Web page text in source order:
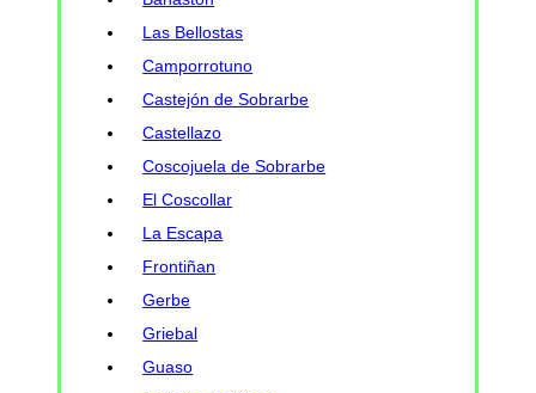
Las Bellostas
Camporrotuno
Castejón de Sobrarbe
Castellazo
Coscojuela de Sobrarbe
El Coscollar
La Escapa
Frontiñan
Gerbe
Griebal
Guaso